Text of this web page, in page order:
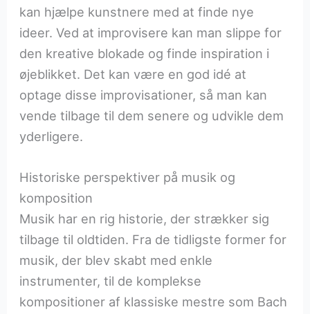
kan hjælpe kunstnere med at finde nye
ideer. Ved at improvisere kan man slippe for
den kreative blokade og finde inspiration i
øjeblikket. Det kan være en god idé at
optage disse improvisationer, så man kan
vende tilbage til dem senere og udvikle dem
yderligere.
Historiske perspektiver på musik og
komposition
Musik har en rig historie, der strækker sig
tilbage til oldtiden. Fra de tidligste former for
musik, der blev skabt med enkle
instrumenter, til de komplekse
kompositioner af klassiske mestre som Bach